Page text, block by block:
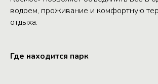
водоем, проживание и комфортную
отдыха.
Где находится парк